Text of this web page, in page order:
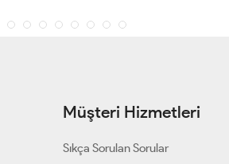
Müşteri Hizmetleri
Sıkça Sorulan Sorular